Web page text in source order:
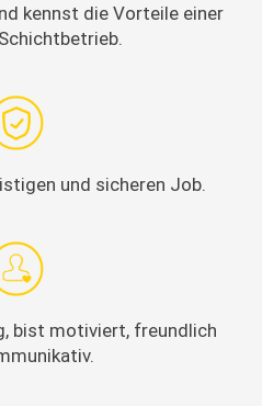
kennst die Vorteile ein­er
und sicheren Job.
bist motiviert, fre­undlich